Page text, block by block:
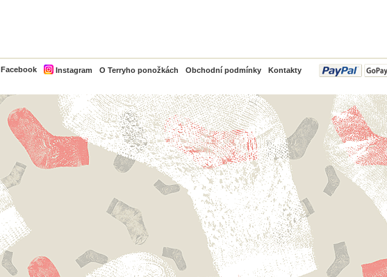
Facebook Instagram O Terryho ponožkách Obchodní podmínky Kontakty
PayPal